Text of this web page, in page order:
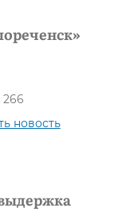
266
новость